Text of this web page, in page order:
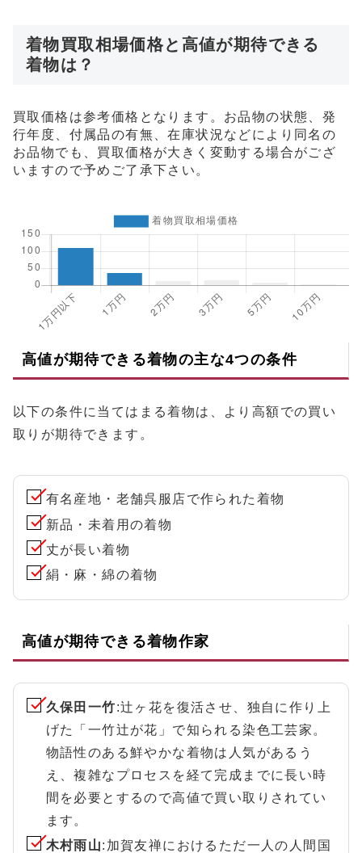
着物買取相場価格と高値が期待できる
着物は？
買取価格は参考価格となります。お品物の状態、発
行年度、付属品の有無、在庫状況などにより同名の
お品物でも、買取価格が大きく変動する場合がござ
いますので予めご了承下さい。
高値が期待できる着物の主な4つの条件
以下の条件に当てはまる着物は、より高額での買い
取りが期待できます。
有名産地・老舗呉服店で作られた着物
新品・未着用の着物
丈が長い着物
絹・麻・綿の着物
高値が期待できる着物作家
久保田一竹:辻ヶ花を復活させ、独自に作り上
げた「一竹辻が花」で知られる染色工芸家。
物語性のある鮮やかな着物は人気があるう
え、複雑なプロセスを経て完成までに長い時
間を必要とするので高値で買い取りされてい
ます。
木村雨山:加賀友禅におけるただ一人の人間国